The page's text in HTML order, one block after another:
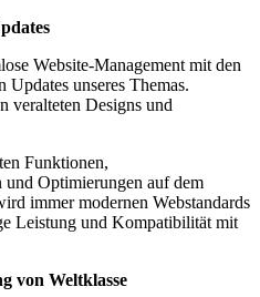
Website-Management mit den
Updates unseres Themas.
veralteten Designs und
Funktionen,
und Optimierungen auf dem
immer modernen Webstandards
Leistung und Kompatibilität mit
von Weltklasse